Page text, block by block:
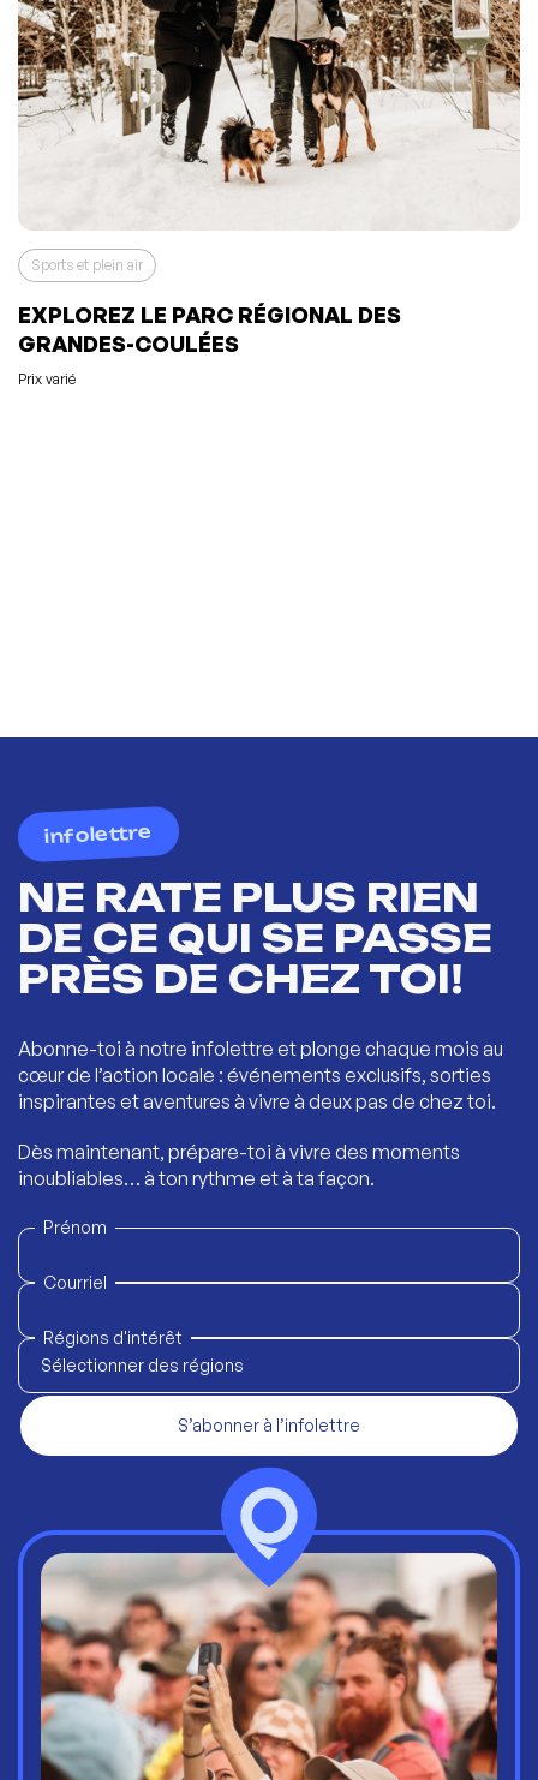
Sports et plein air
EXPLOREZ LE PARC RÉGIONAL DES
GRANDES-COULÉES
Prix varié
infolettre
NE RATE PLUS RIEN
DE CE QUI SE PASSE
PRÈS DE CHEZ TOI!
Abonne-toi à notre infolettre et plonge chaque mois au
cœur de l’action locale : événements exclusifs, sorties
inspirantes et aventures à vivre à deux pas de chez toi.
Dès maintenant, prépare-toi à vivre des moments
inoubliables… à ton rythme et à ta façon.
Prénom
Courriel
Régions d'intérêt
Sélectionner des régions
S’abonner à l’infolettre